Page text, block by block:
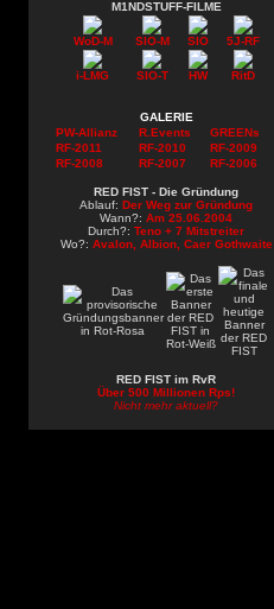
M1NDSTUFF-FILME
WoD-M SIO-M SIO 5J-RF
i-LMG SIO-T HW RitD
GALERIE
PW-Allianz
R.Events
GREENs
RF-2011
RF-2010
RF-2009
RF-2008
RF-2007 RF-2006
RED FIST - Die Gründung
Ablauf: Der Weg zur Gründung
Wann?: Am 25.06.2004
Durch?: Teno + 7 Mitstreiter
Wo?: Avalon, Albion, Caer Gothwaite
RED FIST im RvR
Über 500 Millionen Rps!
Nicht mehr aktuell?